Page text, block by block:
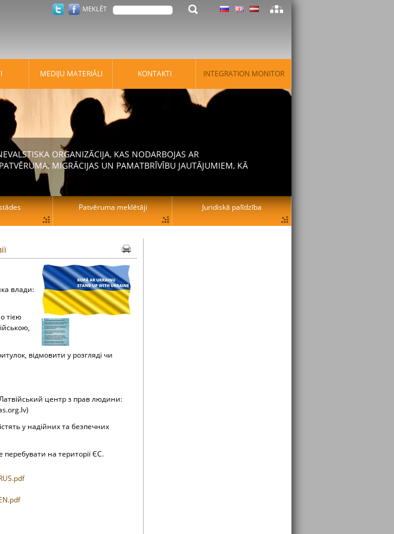
влади:
тією
відмовити у розгляді чи
центр з прав людини:
у надійних та безпечних
перебувати на території ЄС.
MEKLĒT
MEDIJU MATERIĀLI KONTAKTI INTEGRATION MONITOR
ORGANIZĀCIJA, KAS NODARBOJAS AR
MIGRĀCIJAS UN PAMATBRĪVĪBU JAUTĀJUMIEM, KĀ
Patvēruma meklētāji Juridiskā palīdzība